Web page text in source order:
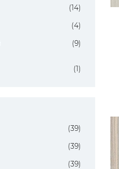
(14)
(4)
(9)
(1)
(39)
(39)
(39)